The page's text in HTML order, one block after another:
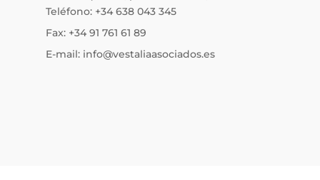
Teléfono: +34 638 043 345
Fax: +34 91 761 61 89
E-mail: info@vestaliaasociados.es